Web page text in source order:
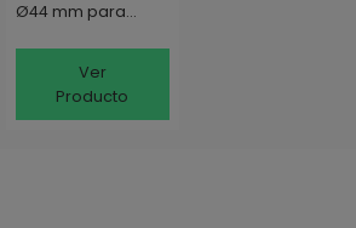
Ø44 mm para
Ver
Producto